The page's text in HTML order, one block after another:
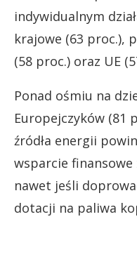
indywidualnym
krajowe (63 proc.),
(58 proc.) oraz UE
Ponad ośmiu na
Europejczyków (81
źródła energii
wsparcie
nawet jeśli
dotacji na paliwa